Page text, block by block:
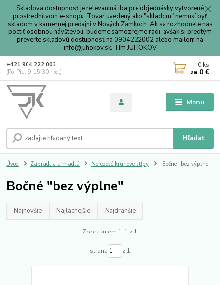
Skladová dostupnosť je relevantná iba pre objednávky vytvorené
prostrednítvom e-shopu. Tovar uvedený ako "skladom" nemusí byť
skladom v kamennej predajni v Nových Zámkoch. Ak sa rozhodnete nás
poctiť osobnou návštevou, budeme samozrejme radi, avšak si predtým
preverte skladovú dostupnosť na 0904222002 alebo mailom na
info@juhokov.sk. Tím JUHOKOV
Menu
Hľadať
+421 904 222 002
(Po-Pia, 9-15.30 hod.)
0 ks
za 0 €
Úvod Zábradlia a madlá Nerezové kruhové stĺpy Bočné "bez výplne"
Bočné "bez výplne"
Najnovšie Najlacnejšie Najdrahšie
Zobrazujem 1-1 z 1
strana z 1